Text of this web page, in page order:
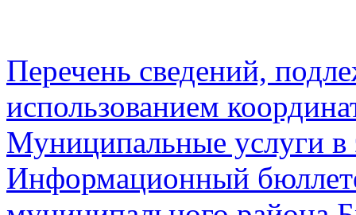
Перечень сведений,
использованием
Муниципальные услуги в
Информационный